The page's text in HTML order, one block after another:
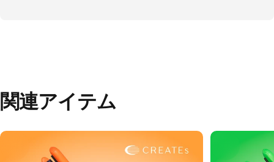
関連アイテム